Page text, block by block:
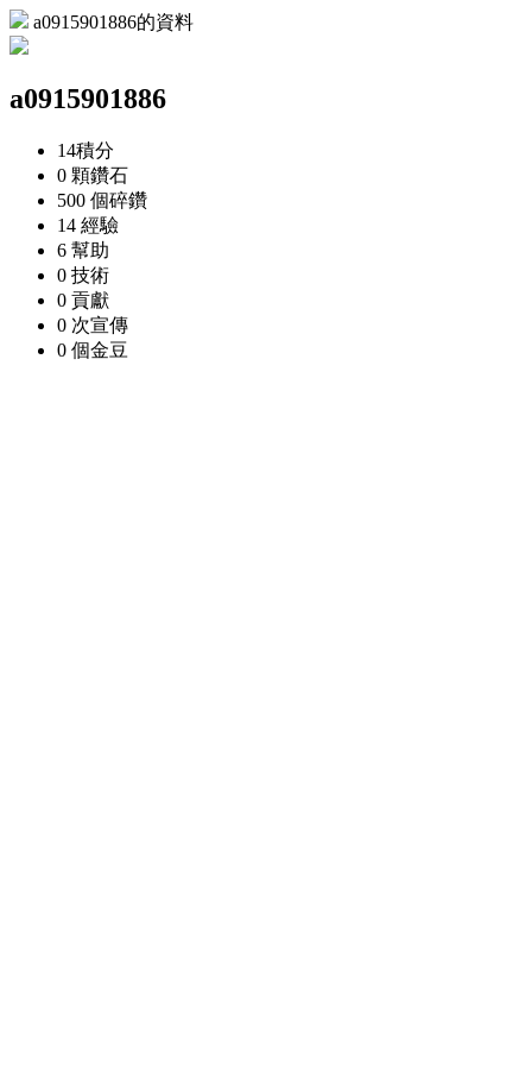
a0915901886的資料
a0915901886
14積分
0 顆鑽石
500 個碎鑽
14 經驗
6 幫助
0 技術
0 貢獻
0 次宣傳
0 個金豆